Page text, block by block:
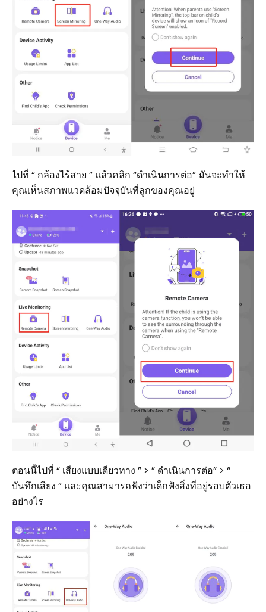
ไปที่ “ กล้องไร้สาย ” แล้วคลิก “ดำเนินการต่อ” มันจะทำให้
คุณเห็นสภาพแวดล้อมปัจจุบันที่ลูกของคุณอยู่
ตอนนี้ไปที่ “ เสียงแบบเดียวทาง ” > ” ดำเนินการต่อ” > “
บันทึกเสียง ” และคุณสามารถฟังว่าเด็กฟังสิ่งที่อยู่รอบตัวเธอ
อย่างไร